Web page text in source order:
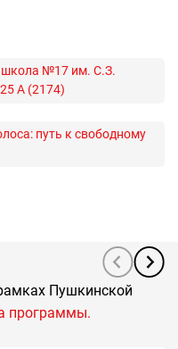
№17 им. С.З.
А (2174)
путь к свободному
Пушкинской
программы.